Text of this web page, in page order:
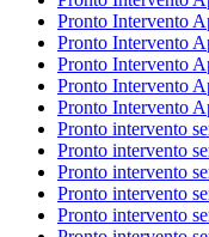
Pronto Intervento
Pronto Intervento
Pronto Intervento
Pronto Intervento
Pronto Intervento
Pronto intervento
Pronto intervento
Pronto intervento
Pronto intervento
Pronto intervento